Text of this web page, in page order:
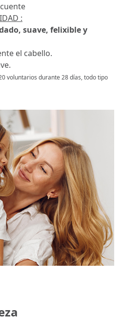
:
suave, felixible y
el cabello.
voluntarios durante 28 días, todo tipo